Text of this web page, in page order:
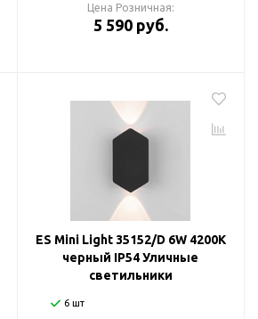
Цена Розничная:
5 590 руб.
ES Mini Light 35152/D 6W 4200К
черный IP54 Уличные
светильники
6 шт